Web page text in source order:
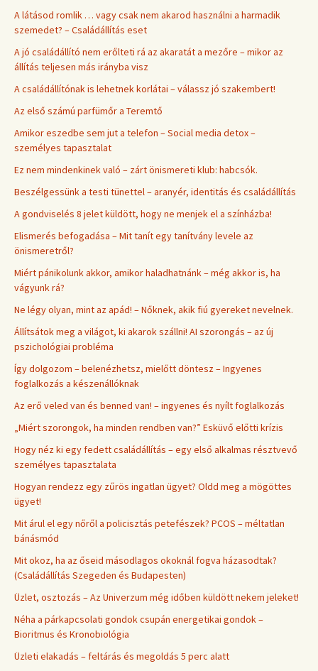
A látásod romlik … vagy csak nem akarod használni a harmadik
szemedet? – Családállítás eset
A jó családállító nem erőlteti rá az akaratát a mezőre – mikor az
állítás teljesen más irányba visz
A családállítónak is lehetnek korlátai – válassz jó szakembert!
Az első számú parfümőr a Teremtő
Amikor eszedbe sem jut a telefon – Social media detox –
személyes tapasztalat
Ez nem mindenkinek való – zárt önismereti klub: habcsók.
Beszélgessünk a testi tünettel – aranyér, identitás és családállítás
A gondviselés 8 jelet küldött, hogy ne menjek el a színházba!
Elismerés befogadása – Mit tanít egy tanítvány levele az
önismeretről?
Miért pánikolunk akkor, amikor haladhatnánk – még akkor is, ha
vágyunk rá?
Ne légy olyan, mint az apád! – Nőknek, akik fiú gyereket nevelnek.
Állítsátok meg a világot, ki akarok szállni! AI szorongás – az új
pszichológiai probléma
Így dolgozom – belenézhetsz, mielőtt döntesz – Ingyenes
foglalkozás a készenállóknak
Az erő veled van és benned van! – ingyenes és nyílt foglalkozás
„Miért szorongok, ha minden rendben van?” Esküvő előtti krízis
Hogy néz ki egy fedett családállítás – egy első alkalmas résztvevő
személyes tapasztalata
Hogyan rendezz egy zűrös ingatlan ügyet? Oldd meg a mögöttes
ügyet!
Mit árul el egy nőről a policisztás petefészek? PCOS – méltatlan
bánásmód
Mit okoz, ha az őseid másodlagos okoknál fogva házasodtak?
(Családállítás Szegeden és Budapesten)
Üzlet, osztozás – Az Univerzum még időben küldött nekem jeleket!
Néha a párkapcsolati gondok csupán energetikai gondok –
Bioritmus és Kronobiológia
Üzleti elakadás – feltárás és megoldás 5 perc alatt